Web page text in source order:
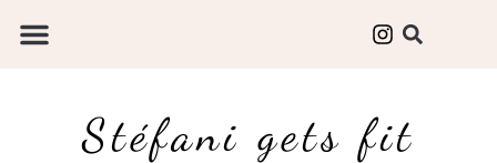
Stéfani gets fit